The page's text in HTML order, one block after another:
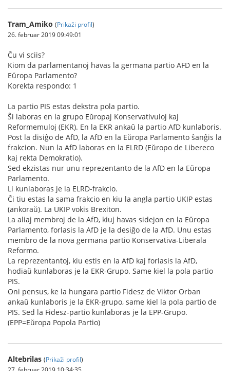
Tram_Amiko (Prikaži profil)
26. februar 2019 09:49:01
Ĉu vi sciis?
Kiom da parlamentanoj havas la germana partio AFD en la
Eŭropa Parlamento?
Korekta respondo: 1
La partio PIS estas dekstra pola partio.
Ŝi laboras en la grupo Eŭropaj Konservativuloj kaj
Reformemuloj (EKR). En la EKR ankaŭ la partio AfD kunlaboris.
Post la disiĝo de AfD, la AfD en la Eŭropa Parlamento ŝanĝis la
frakcion. Nun la AfD laboras en la ELRD (Eŭropo de Libereco
kaj rekta Demokratio).
Sed ekzistas nur unu reprezentanto de la AfD en la Eŭropa
Parlamento.
Li kunlaboras je la ELRD-frakcio.
Ĉi tiu estas la sama frakcio en kiu la angla partio UKIP estas
(ankoraŭ). La UKIP vokis Brexiton.
La aliaj membroj de la AfD, kiuj havas sidejon en la Eŭropa
Parlamento, forlasis la AfD je la desiĝo de la AfD. Unu estas
membro de la nova germana partio Konservativa-Liberala
Reformo.
La reprezentantoj, kiu estis en la AfD kaj forlasis la AfD,
hodiaŭ kunlaboras je la EKR-Grupo. Same kiel la pola partio
PIS.
Oni pensus, ke la hungara partio Fidesz de Viktor Orban
ankaŭ kunlaboris je la EKR-grupo, same kiel la pola partio de
PIS. Sed la Fidesz-partio kunlaboras je la EPP-Grupo.
(EPP=Eŭropa Popola Partio)
Altebrilas (Prikaži profil)